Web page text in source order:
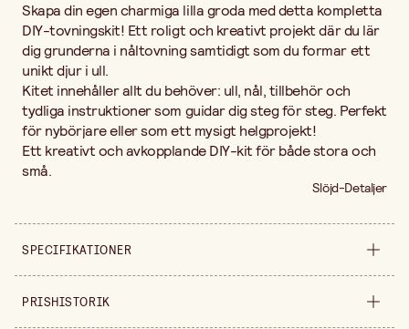
Skapa din egen charmiga lilla groda med detta kompletta
DIY-tovningskit! Ett roligt och kreativt projekt där du lär
dig grunderna i nåltovning samtidigt som du formar ett
unikt djur i ull.
Kitet innehåller allt du behöver: ull, nål, tillbehör och
tydliga instruktioner som guidar dig steg för steg. Perfekt
för nybörjare eller som ett mysigt helgprojekt!
Ett kreativt och avkopplande DIY-kit för både stora och
små.
Slöjd-Detaljer
SPECIFIKATIONER
Säljs i styck
PRISHISTORIK